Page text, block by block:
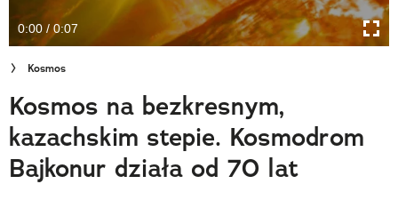
Cuda Polski
Wielki Konkurs Fotograficzny
Trendbook Podróżniczy
Polecane
0:00 / 0:07
Kosmos
Kosmos na bezkresnym,
kazachskim stepie. Kosmodrom
Bajkonur działa od 70 lat